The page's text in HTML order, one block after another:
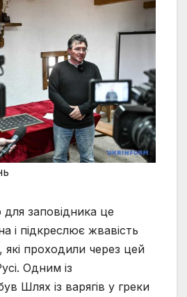
заповідника це
і підкреслює жвавість
які проходили через цей
Одним із
Шлях із варягів у греки